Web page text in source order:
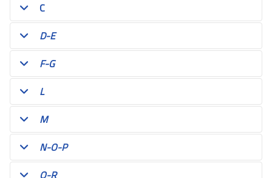
C
D-E
F-G
L
M
N-O-P
Q-R